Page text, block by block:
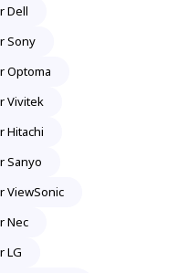
Dell
Sony
Optoma
Vivitek
Hitachi
Sanyo
ViewSonic
Nec
LG